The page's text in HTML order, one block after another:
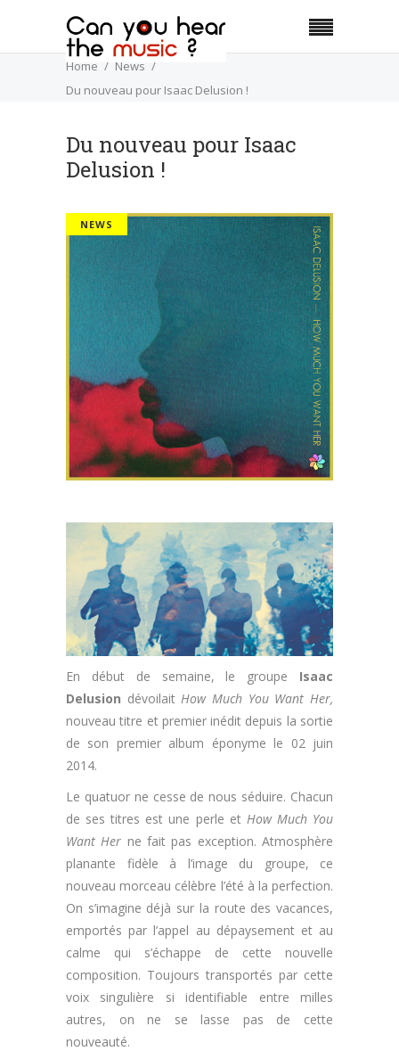
Home
News
Du nouveau pour Isaac Delusion !
Du nouveau pour Isaac
Delusion !
NEWS
En début de semaine, le groupe Isaac
Delusion dévoilaitHow Much You Want Her,
nouveau titre et premier inédit depuis la sortie
de son premier album éponyme le 02 juin
2014.
Le quatuor ne cesse de nous séduire. Chacun
de ses titres est une perle et How Much You
Want Her ne fait pas exception. Atmosphère
planante fidèle à l’image du groupe, ce
nouveau morceau célèbre l’été à la perfection.
On s’imagine déjà sur la route des vacances,
emportés par l’appel au dépaysement et au
calme qui s’échappe de cette nouvelle
composition. Toujours transportés par cette
voix singulière si identifiable entre milles
autres, on ne se lasse pas de cette
nouveauté.